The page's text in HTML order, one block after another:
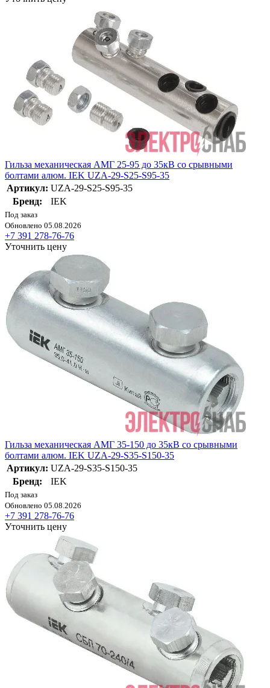
Гильза механическая АМГ 25-95 до 35кВ со срывными
болтами алюм. IEK UZA-29-S25-S95-35
Артикул: UZA-29-S25-S95-35
Бренд:
IEK
Под заказ
Обновлено 05.08.2026
+7 391 278-76-76
Уточнить цену
Гильза механическая АМГ 35-150 до 35кВ со срывными
болтами алюм. IEK UZA-29-S35-S150-35
Артикул: UZA-29-S35-S150-35
Бренд:
IEK
Под заказ
Обновлено 05.08.2026
+7 391 278-76-76
Уточнить цену